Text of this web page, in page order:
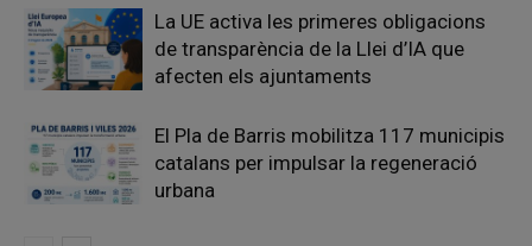
La UE activa les primeres obligacions
de transparència de la Llei d’IA que
afecten els ajuntaments
El Pla de Barris mobilitza 117 municipis
catalans per impulsar la regeneració
urbana